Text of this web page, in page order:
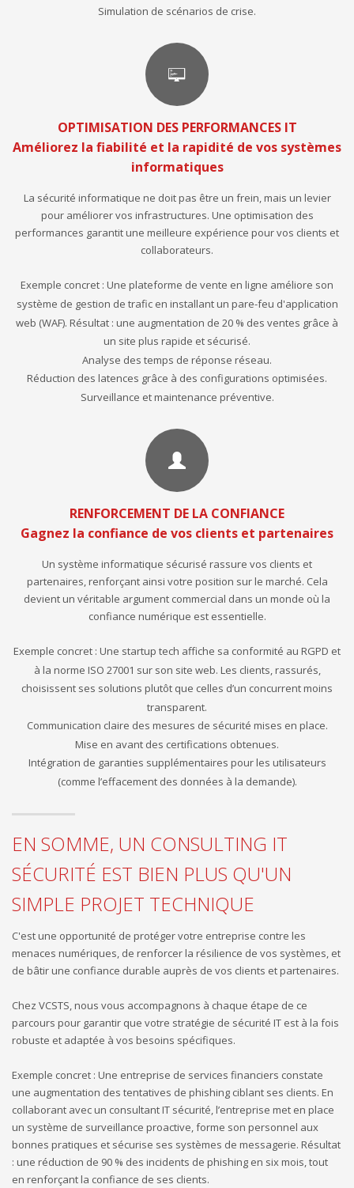
Simulation de scénarios de crise.
OPTIMISATION DES PERFORMANCES IT
Améliorez la fiabilité et la rapidité de vos systèmes
informatiques
La sécurité informatique ne doit pas être un frein, mais un levier
pour améliorer vos infrastructures. Une optimisation des
performances garantit une meilleure expérience pour vos clients et
collaborateurs.
Exemple concret : Une plateforme de vente en ligne améliore son
système de gestion de trafic en installant un pare-feu d'application
web (WAF). Résultat : une augmentation de 20 % des ventes grâce à
un site plus rapide et sécurisé.
Analyse des temps de réponse réseau.
Réduction des latences grâce à des configurations optimisées.
Surveillance et maintenance préventive.
RENFORCEMENT DE LA CONFIANCE
Gagnez la confiance de vos clients et partenaires
Un système informatique sécurisé rassure vos clients et
partenaires, renforçant ainsi votre position sur le marché. Cela
devient un véritable argument commercial dans un monde où la
confiance numérique est essentielle.
Exemple concret : Une startup tech affiche sa conformité au RGPD et
à la norme ISO 27001 sur son site web. Les clients, rassurés,
choisissent ses solutions plutôt que celles d’un concurrent moins
transparent.
Communication claire des mesures de sécurité mises en place.
Mise en avant des certifications obtenues.
Intégration de garanties supplémentaires pour les utilisateurs
(comme l’effacement des données à la demande).
EN SOMME, UN CONSULTING IT
SÉCURITÉ EST BIEN PLUS QU'UN
SIMPLE PROJET TECHNIQUE
C'est une opportunité de protéger votre entreprise contre les
menaces numériques, de renforcer la résilience de vos systèmes, et
de bâtir une confiance durable auprès de vos clients et partenaires.
Chez VCSTS, nous vous accompagnons à chaque étape de ce
parcours pour garantir que votre stratégie de sécurité IT est à la fois
robuste et adaptée à vos besoins spécifiques.
Exemple concret : Une entreprise de services financiers constate
une augmentation des tentatives de phishing ciblant ses clients. En
collaborant avec un consultant IT sécurité, l’entreprise met en place
un système de surveillance proactive, forme son personnel aux
bonnes pratiques et sécurise ses systèmes de messagerie. Résultat
: une réduction de 90 % des incidents de phishing en six mois, tout
en renforçant la confiance de ses clients.